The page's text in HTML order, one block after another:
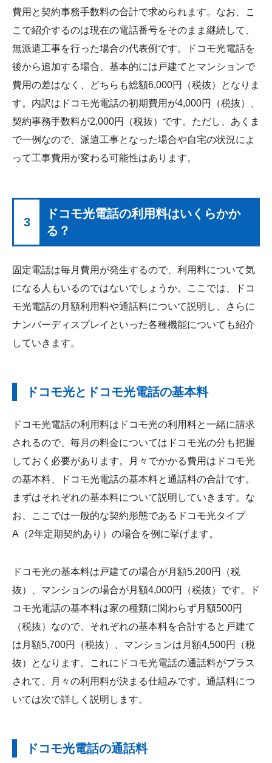
費用と契約事務手数料の合計で求められます。なお、こ
こで紹介するのは現在の電話番号をそのまま継続して、
無派遣工事を行った場合の代表例です。ドコモ光電話を
後から追加する場合、基本的には戸建てとマンションで
費用の差はなく、どちらも総額6,000円（税抜）となりま
す。内訳はドコモ光電話の初期費用が4,000円（税抜）、
契約事務手数料が2,000円（税抜）です。ただし、あくま
で一例なので、派遣工事となった場合や自宅の状況によ
って工事費用が変わる可能性はあります。
3
ドコモ光電話の利用料はいくらかか
る？
固定電話は毎月費用が発生するので、利用料について気
になる人もいるのではないでしょうか。ここでは、ドコ
モ光電話の月額利用料や通話料について説明し、さらに
ナンバーディスプレイといった各種機能についても紹介
していきます。
ドコモ光とドコモ光電話の基本料
ドコモ光電話の利用料はドコモ光の利用料と一緒に請求
されるので、毎月の料金についてはドコモ光の分も把握
しておく必要があります。月々でかかる費用はドコモ光
の基本料、ドコモ光電話の基本料と通話料の合計です。
まずはそれぞれの基本料について説明していきます。な
お、ここでは一般的な契約形態であるドコモ光タイプ
A（2年定期契約あり）の場合を例に挙げます。
ドコモ光の基本料は戸建ての場合が月額5,200円（税
抜）、マンションの場合が月額4,000円（税抜）です。ド
コモ光電話の基本料は家の種類に関わらず月額500円
（税抜）なので、それぞれの基本料を合計すると戸建て
は月額5,700円（税抜）、マンションは月額4,500円（税
抜）となります。これにドコモ光電話の通話料がプラス
されて、月々の利用料が決まる仕組みです。通話料につ
いては次で詳しく説明します。
ドコモ光電話の通話料